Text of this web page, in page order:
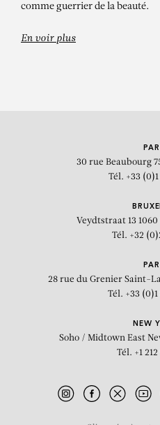
comme guerrier de la beauté.
En voir plus
30 rue Beaubourg
Tél. +33 (0)1
Veydtstraat 13
Tél. +32
28 rue du Grenier Saint-
Tél. +33 (0)1
NEW
Soho / Midtown East
Tél. +1